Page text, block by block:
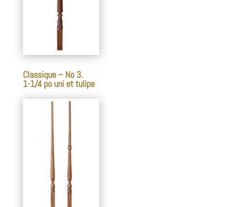
Classique – No 3.
1-1/4 po uni et tulipe